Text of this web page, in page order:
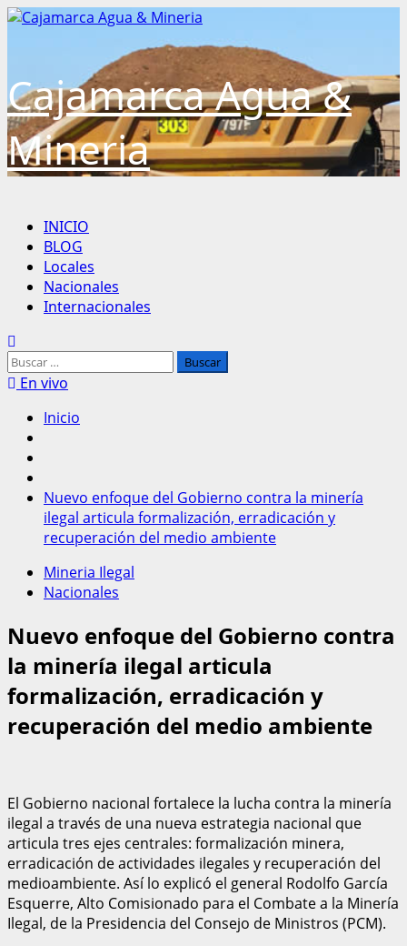
Saltar
Cajamarca Agua &
Mineria
Menú
principal
INICIO
BLOG
Locales
Nacionales
Internacionales
Buscar:
En vivo
Inicio
Nuevo enfoque del Gobierno contra la minería
ilegal articula formalización, erradicación y
recuperación del medio ambiente
Mineria Ilegal
Nacionales
Nuevo enfoque del Gobierno contra
la minería ilegal articula
formalización, erradicación y
recuperación del medio ambiente
El Gobierno nacional fortalece la lucha contra la minería
ilegal a través de una nueva estrategia nacional que
articula tres ejes centrales: formalización minera,
erradicación de actividades ilegales y recuperación del
medioambiente. Así lo explicó el general Rodolfo García
Esquerre, Alto Comisionado para el Combate a la Minería
Ilegal, de la Presidencia del Consejo de Ministros (PCM).